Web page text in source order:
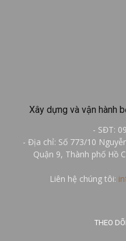
Xây dựng và vận hành
- SĐT:
- Địa chỉ: Số 773/10
Quận 9, Thành phố Hồ
Liên hệ chúng tôi:
THEO